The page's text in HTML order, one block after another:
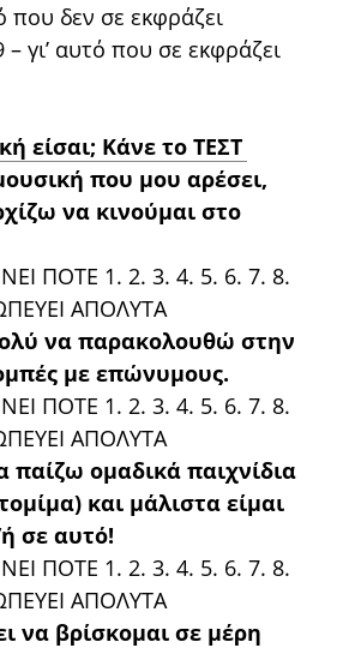
που δεν σε εκφράζει
γι’ αυτό που σε εκφράζει
είσαι; Κάνε το ΤΕΣΤ
που μου αρέσει,
να κινούμαι στο
ΠΟΤΕ 1. 2. 3. 4. 5. 6. 7. 8.
ΑΠΟΛΥΤΑ
να παρακολουθώ στην
με επώνυμους.
ΠΟΤΕ 1. 2. 3. 4. 5. 6. 7. 8.
ΑΠΟΛΥΤΑ
παίζω ομαδικά παιχνίδια
και μάλιστα είμαι
σε αυτό!
ΠΟΤΕ 1. 2. 3. 4. 5. 6. 7. 8.
ΑΠΟΛΥΤΑ
να βρίσκομαι σε μέρη